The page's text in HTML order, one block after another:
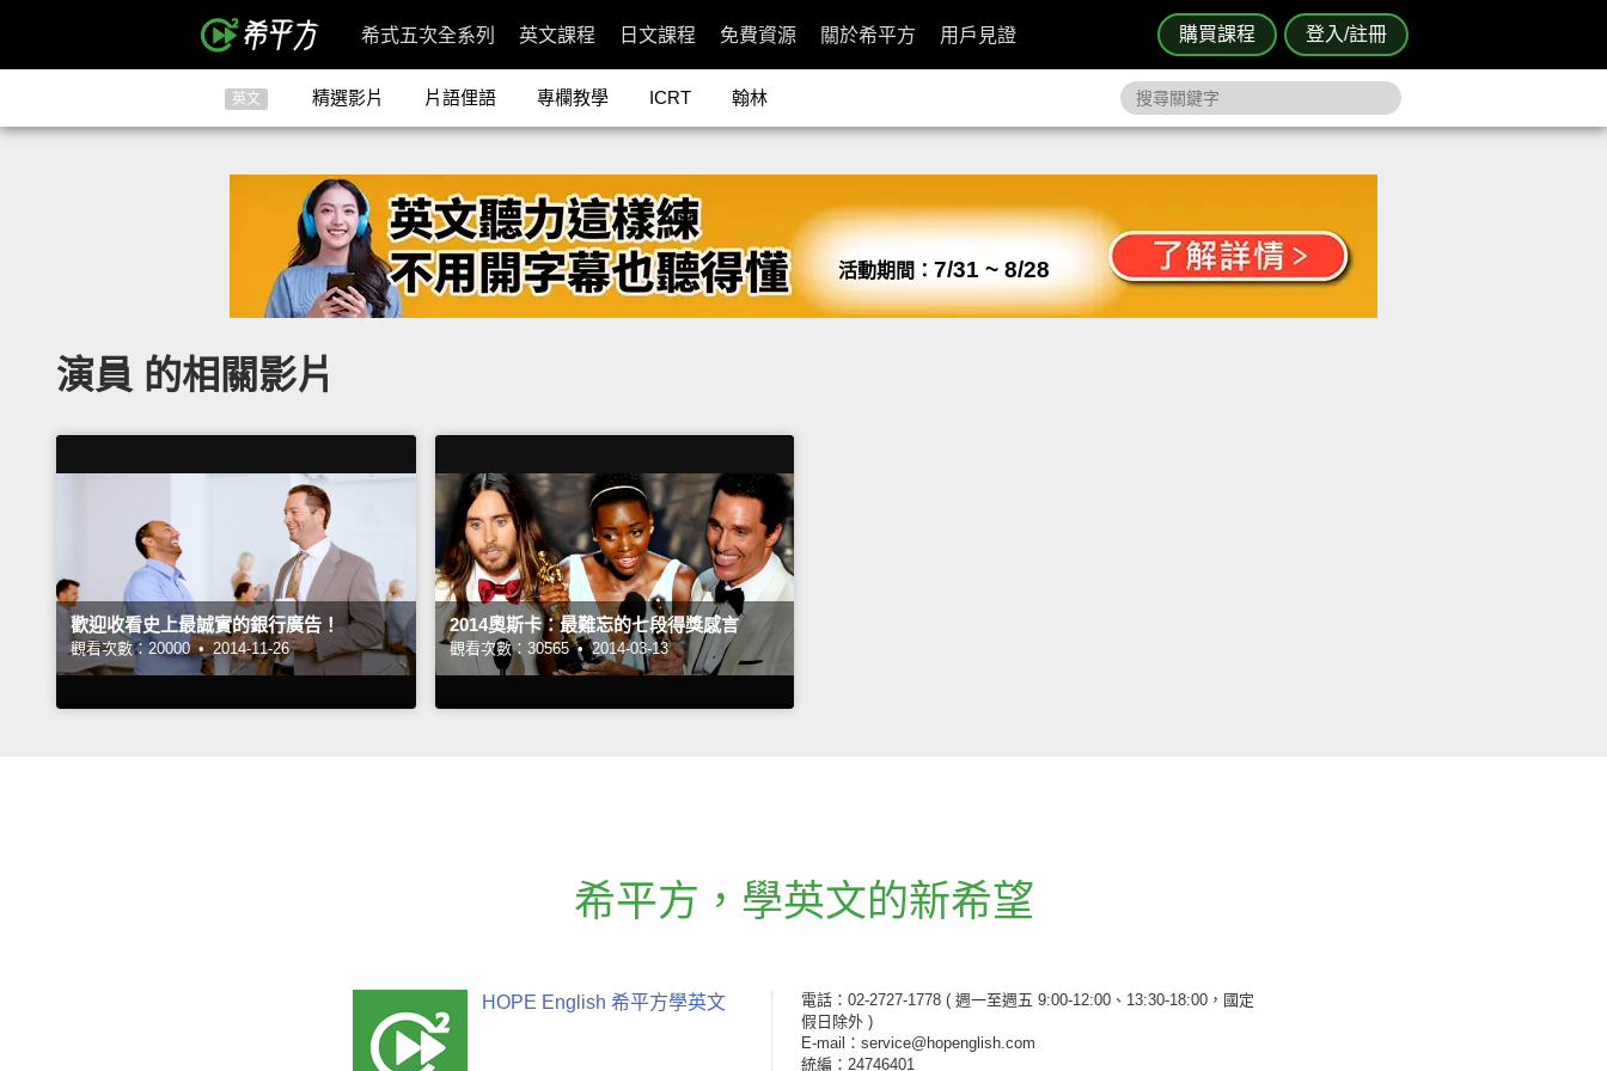
購買課程 登入/註冊
希式五次全系列 英文課程 日文課程 免費資源 關於希平方 用戶見證
英文 精選影片 片語俚語 專欄教學 ICRT 翰林
活動期間： 7/31 ~ 8/28
演員 的相關影片
歡迎收看史上最誠實的銀行廣告！
觀看次數：20000 • 2014-11-26
2014奧斯卡：最難忘的七段得獎感言
觀看次數：30565 • 2014-03-13
希平方 ， 學英文的新希望
HOPE English 希平方學英文 電話：02-2727-1778 ( 週一至週五 9:00-12:00、13:30-18:00，國定
假日除外 )
E-mail：service@hopenglish.com
統編：24746401